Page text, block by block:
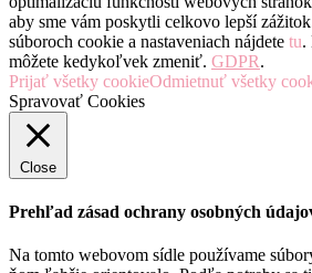
aby sme vám poskytli celkovo lepší
súboroch cookie a nastaveniach nájdete tu.
môžete kedykoľvek zmeniť. GDPR.
Prijať všetky cookieOdmietnuť všetky
Spravovať Cookies
Close
Prehľad zásad ochrany osobných
Na tomto webovom sídle používame